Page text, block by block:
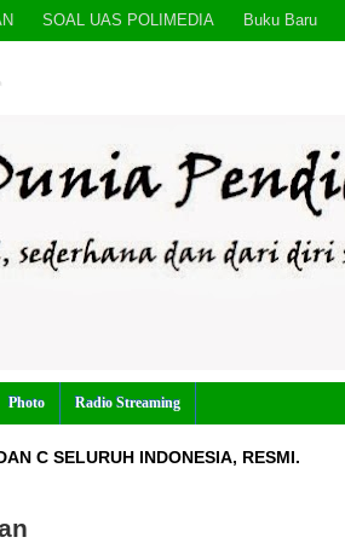
SOAL UAS POLIMEDIA Buku Baru
Photo Radio Streaming
C SELURUH INDONESIA, RESMI.